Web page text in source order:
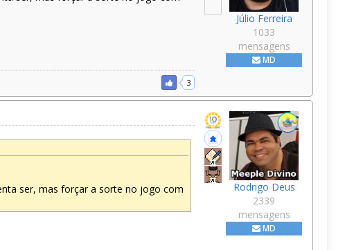
Júlio Ferreira
1033
mensagens
MD
3
Rodrigo Deus
2339
mensagens
MD
ser, mas forçar a sorte no jogo com